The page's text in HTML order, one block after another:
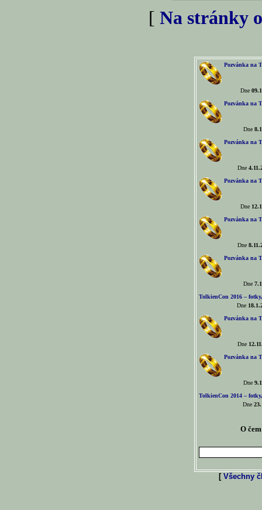
[ Na stránky
Pozvánka na
Dne
Pozvánka na
Dne
Pozvánka na
Dne
Pozvánka na
Dne
Pozvánka na
Dne
Pozvánka na
Dne
TolkienCon 2016 –
Dne
Pozvánka na
Dne
Pozvánka na
Dne
TolkienCon 2014 –
Dne
O
[ Všechny